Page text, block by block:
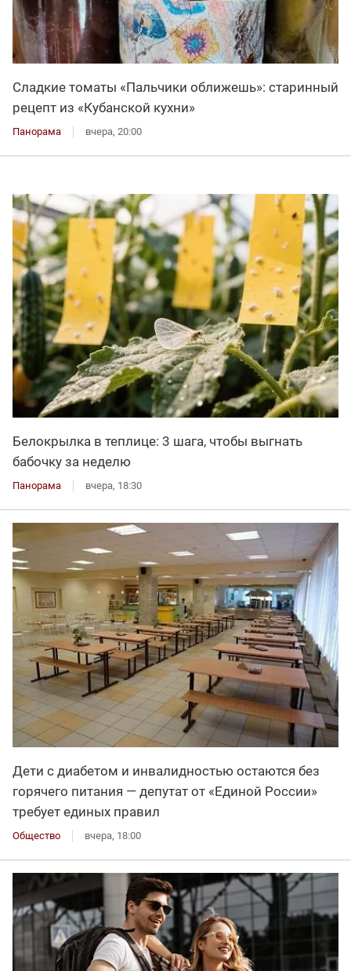
Сладкие томаты «Пальчики оближешь»: старинный
рецепт из «Кубанской кухни»
Панорама вчера, 20:00
Белокрылка в теплице: 3 шага, чтобы выгнать
бабочку за неделю
Панорама вчера, 18:30
Дети с диабетом и инвалидностью остаются без
горячего питания — депутат от «Единой России»
требует единых правил
Общество вчера, 18:00